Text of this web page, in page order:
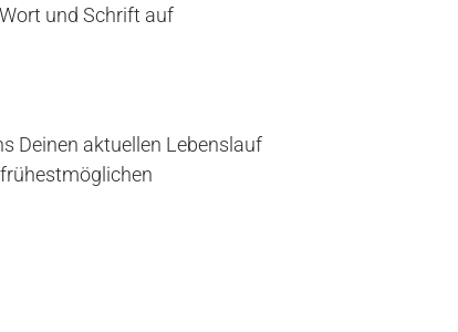
und Schrift auf
Deinen aktuellen Lebenslauf